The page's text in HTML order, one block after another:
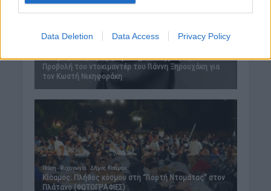
Data Deletion Data Access Privacy Policy